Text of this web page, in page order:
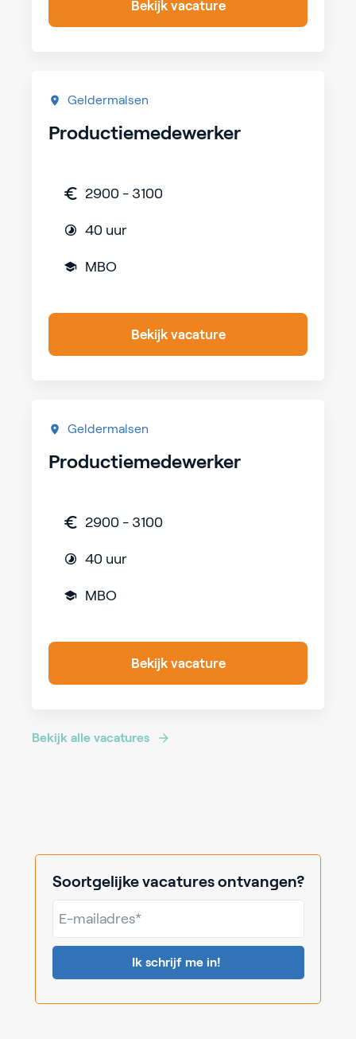
Bekijk vacature
Geldermalsen
Productiemedewerker
2900 - 3100
40 uur
MBO
Bekijk vacature
Geldermalsen
Productiemedewerker
2900 - 3100
40 uur
MBO
Bekijk vacature
Bekijk alle vacatures
Soortgelijke vacatures ontvangen?
E-
mailadres*